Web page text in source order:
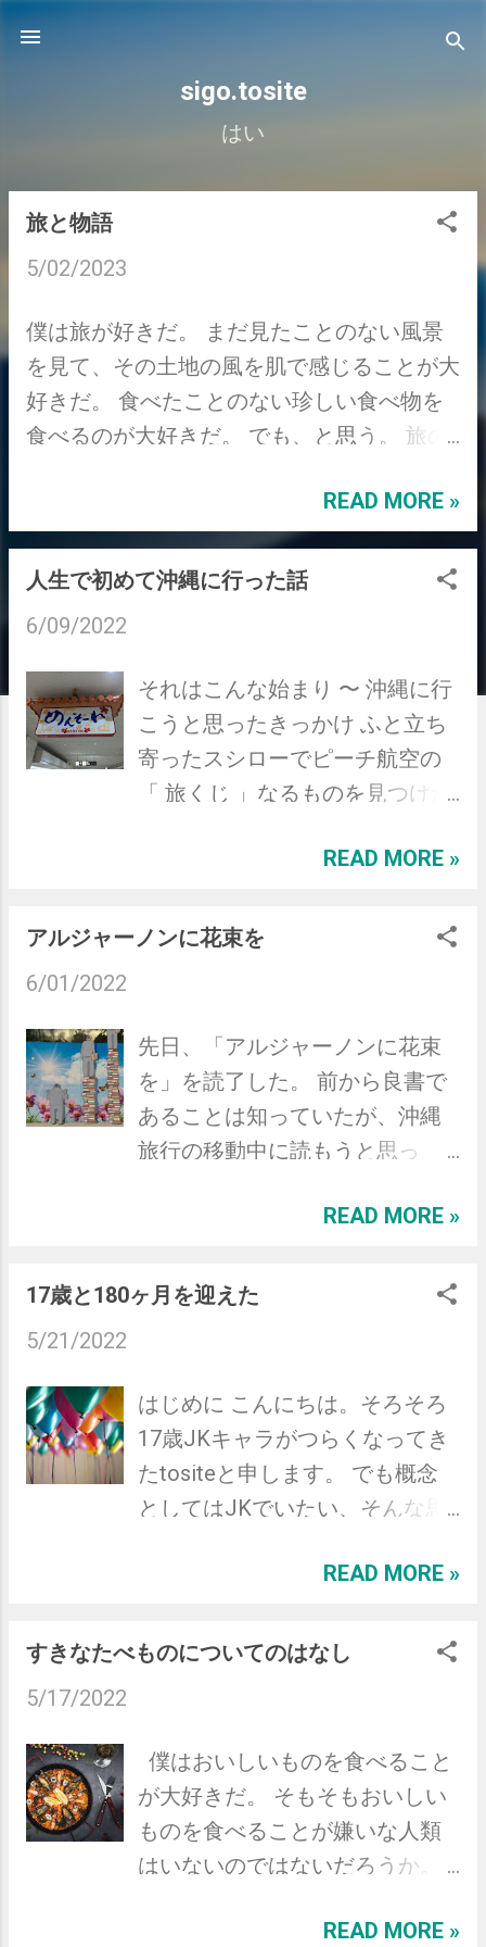
sigo.tosite
はい
投
稿
旅と物語
5/02/2023
僕は旅が好きだ。 まだ見たことのない風景
を見て、その土地の風を肌で感じることが大
好きだ。 食べたことのない珍しい食べ物を
食べるのが大好きだ。 でも、と思う。 旅の
う。 旅に一体何があるのだろう。 訪れるま
ではそこは写真でしか見たことのない場所
で、知識として知っているだけにすぎない。
れに血を通わすものは物語だと思う。 それ
は何でもいい。 例えば家族と昔行ったこと
がある場所だったり、テレビでいつか見たと
ころだったり、恋人がそこの生まれだった
ばあちゃんの温かい笑顔、居酒屋の店員さん
たこと。 そういった小さな物語が旅に彩り
を、温かみを、匂いを、風を、命を吹き込ん
でくれる。 自分の中で物語が生まれたとき
初めて、その場所は地図の中を飛び出して命
の通ったものとなる。 旅の中で生まれる物
語、それこそが僕が旅を好きでい続ける理由
なのかもしれない。 物語というのはとても
大切で、特別で、かけがえのないもので、い
つか自分の前に壁が立ちふさがったときに乗
READ MORE »
人生で初めて沖縄に行った話
6/09/2022
それはこんな始まり 〜 沖縄に行
こうと思ったきっかけ ふと立ち
寄ったスシローでピーチ航空の
「 旅くじ 」なるものを見つけた
たところ、旅先に沖縄が指定さ
いるなと思い、旅に出ることを
沖縄旅行プロジェクトが立ち上
がったのだった。 後日社の先輩
Dも誘い、最終的に3人で旅行に
行くことになった。 生まれてこ
ったため非常に楽しみな旅程と
にそれ？ 時間感覚が壊れてしま
い、なぜか自宅から空港まで15
ってしまった。 発券の時間には
間に合わなかったが、搭乗時間
にはギリギリ滑り込むことがで
きた。 後輩Gと一緒にチケット
を取っていたため、彼が発券し
ず、ピーチ航空での移動を諦め
って済ませられる関係性だった
のでよかった。 ともすれば険悪
な雰囲気になるようなインシデ
ントだったが、こういうイベン
になると思う。 そういう意味で
READ MORE »
アルジャーノンに花束を
6/01/2022
先日、「アルジャーノンに花束
を」を読了した。 前から良書で
あることは知っていたが、沖縄
旅行の移動中に読もうと思っ
は今さら語るまでもないかもし
「知能を向上させる臨床実験の
年齢であった）が、IQが飛躍的
に向上する前と後の経過を、本
人の報告日誌を読む形で追体験
していく」というものだった。
のは主人公の名前ではなく、主
臨床実験を受けたネズミの名前
である。 IQが急激に向上したた
かに、かつ残酷に描かれてお
り、まるで自分のことのように
孤独感や苦悩が押し寄せてき
て、色々と心が抉られる思いだ
った。 だが読了後は「ああチャ
READ MORE »
17歳と180ヶ月を迎えた
5/21/2022
はじめに こんにちは。そろそろ
17歳JKキャラがつらくなってき
たtositeと申します。 でも概念
としてはJKでいたい、そんな思
たモラトリアムを甘受したい今
少し落ち着いてきて、徐々に新
いますが、毎年恒例の振り返り
をつらつらとしたためていこう
と思います。 去年のKPT ブログ
を作り変える 本ブログに転生さ
なりには記事も書けていていい
READ MORE »
すきなたべものについてのはなし
5/17/2022
僕はおいしいものを食べること
が大好きだ。 そもそもおいしい
ものを食べることが嫌いな人類
はいないのではないだろうか。
を使って、「行きたい」「行っ
READ MORE »